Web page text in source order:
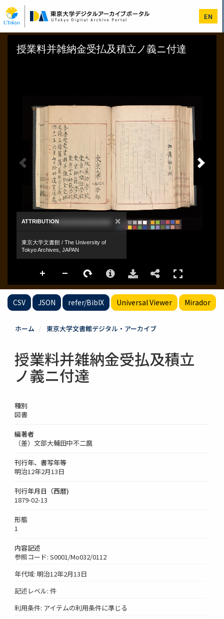
イ
ン
コ
EN
CSV JSON refer/BibIX Universal Viewer Mirador
ホーム 東京大学文書館デジタル・アーカイブ
授業料并雑納金受払及積立
ノ義ニ付達
種別
図書
編著者
（差）文部大輔田中不二麿
刊行年、書写年等
明治12年2月13日
刊行年月日（西暦)
1879-02-13
形態
1
内容記述
参照コード: S0001/Mo032/0112
年代域: 明治12年2月13日
記述レベル: 件
利用条件: アイテムの利用条件に準じる